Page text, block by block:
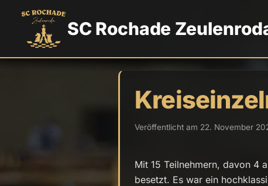
SC Rochade
Veröffentlicht am 22. November
Mit 15 Teilnehmern, davon 4
besetzt. Es war ein